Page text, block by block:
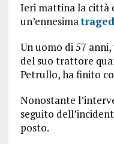
Ieri mattina la città
un’ennesima
Un uomo di 57
del suo trattore
Petrullo, ha finito
Nonostante
seguito
posto.